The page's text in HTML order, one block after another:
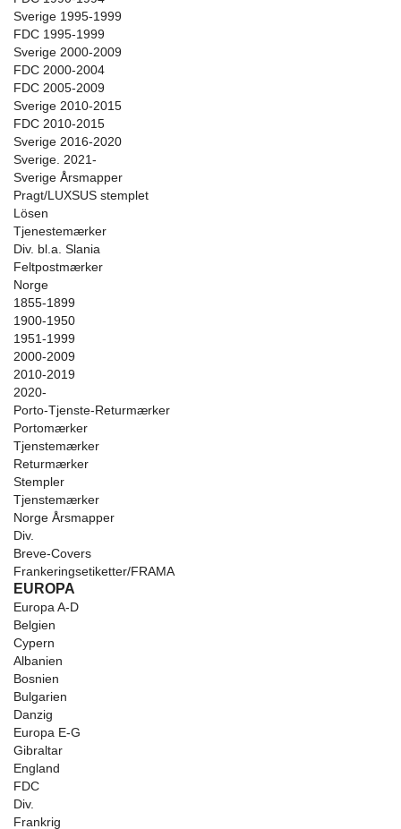
Sverige 1995-1999
FDC 1995-1999
Sverige 2000-2009
FDC 2000-2004
FDC 2005-2009
Sverige 2010-2015
FDC 2010-2015
Sverige 2016-2020
Sverige. 2021-
Sverige Årsmapper
Pragt/LUXSUS stemplet
Lösen
Tjenestemærker
Div. bl.a. Slania
Feltpostmærker
Norge
1855-1899
1900-1950
1951-1999
2000-2009
2010-2019
2020-
Porto-Tjenste-Returmærker
Portomærker
Tjenstemærker
Returmærker
Stempler
Tjenstemærker
Norge Årsmapper
Div.
Breve-Covers
Frankeringsetiketter/FRAMA
EUROPA
Europa A-D
Belgien
Cypern
Albanien
Bosnien
Bulgarien
Danzig
Europa E-G
Gibraltar
England
FDC
Div.
Frankrig